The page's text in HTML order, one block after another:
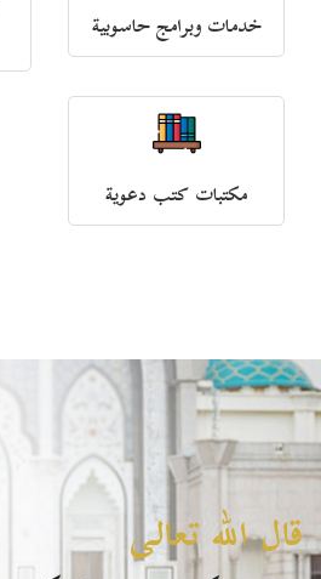
خدمات وبرامج حاسوبية
مكتبات كتب دعوية
قال الله تعالى